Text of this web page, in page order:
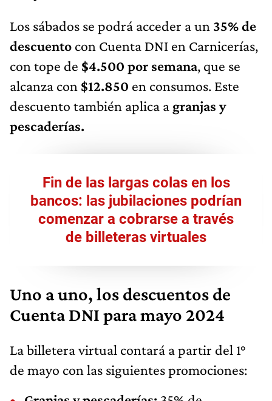
Los sábados se podrá acceder a un 35% de
descuento con Cuenta DNI en Carnicerías,
con tope de $4.500 por semana, que se
alcanza con $12.850 en consumos. Este
descuento también aplica a granjas y
pescaderías.
Fin de las largas colas en los
bancos: las jubilaciones podrían
comenzar a cobrarse a través
de billeteras virtuales
Uno a uno, los descuentos de
Cuenta DNI para mayo 2024
La billetera virtual contará a partir del 1°
de mayo con las siguientes promociones: